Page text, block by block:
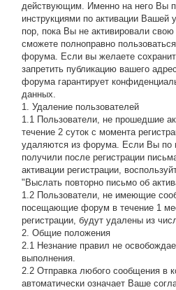
действующим. Именно на него Вы
инструкциями по активации Вашей
пор, пока Вы не активировали
сможете полноправно
форума. Если вы желаете
запретить публикацию вашего
форума гарантирует
данных.
1. Удаление пользователей
1.1 Пользователи, не прошедшие
течение 2 суток с момента
удаляются из форума. Если Вы по
получили после регистрации
активации регистрации,
"Выслать повторно письмо об
1.2 Пользователи, не имеющие
посещающие форум в течение 1
регистрации, будут удалены из
2. Общие положения
2.1 Hезнание правил не
выполнения.
2.2 Отправка любого сообщения в
автоматически означает Ваше